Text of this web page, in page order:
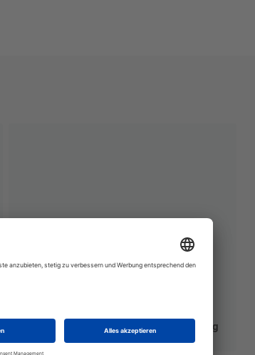
Privatgrund Kein öffentlicher Durchgang